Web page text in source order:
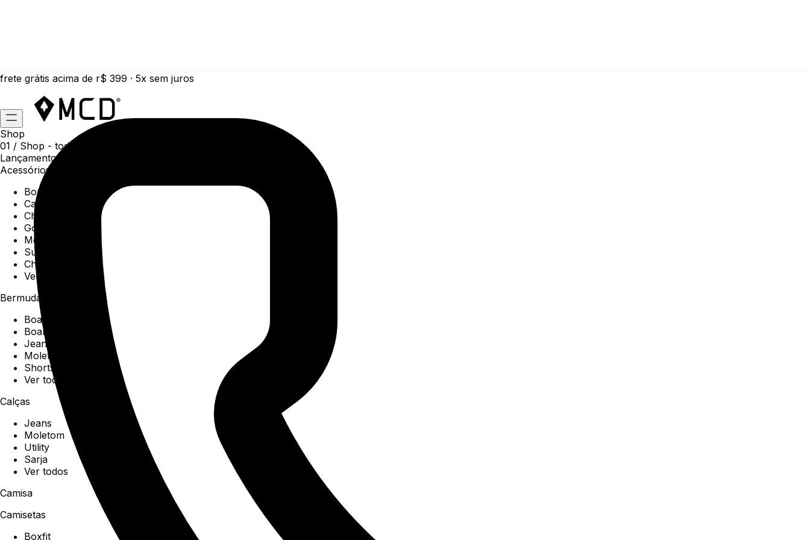
frete grátis acima de r$ 399 · 5x sem juros
Shop
01 / Shop - todas as categorias da coleção atual
Lançamentos da semana
Acessórios
Boné
Carteiras
Chaveiros
Gorros
Meias
Sunga
Chinelos
Ver todos
Bermudas
Boardshorts
Boardwalk
Jeans
Moletom
Shorts
Ver todos
Calças
Jeans
Moletom
Utility
Sarja
Ver todos
Camisa
Camisetas
Boxfit